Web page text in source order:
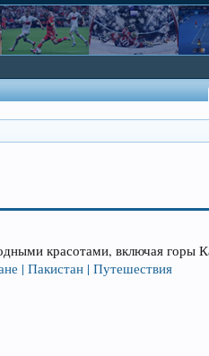
красотами, включая горы
| Пакистан | Путешествия